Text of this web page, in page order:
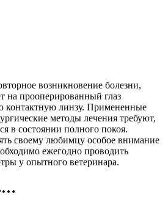
возникновение болезни,
на прооперированный глаз
контактную линзу. Примененные
методы лечения требуют,
в состоянии полного покоя.
своему любимцу особое внимание
ежегодно проводить
у опытного ветеринара.